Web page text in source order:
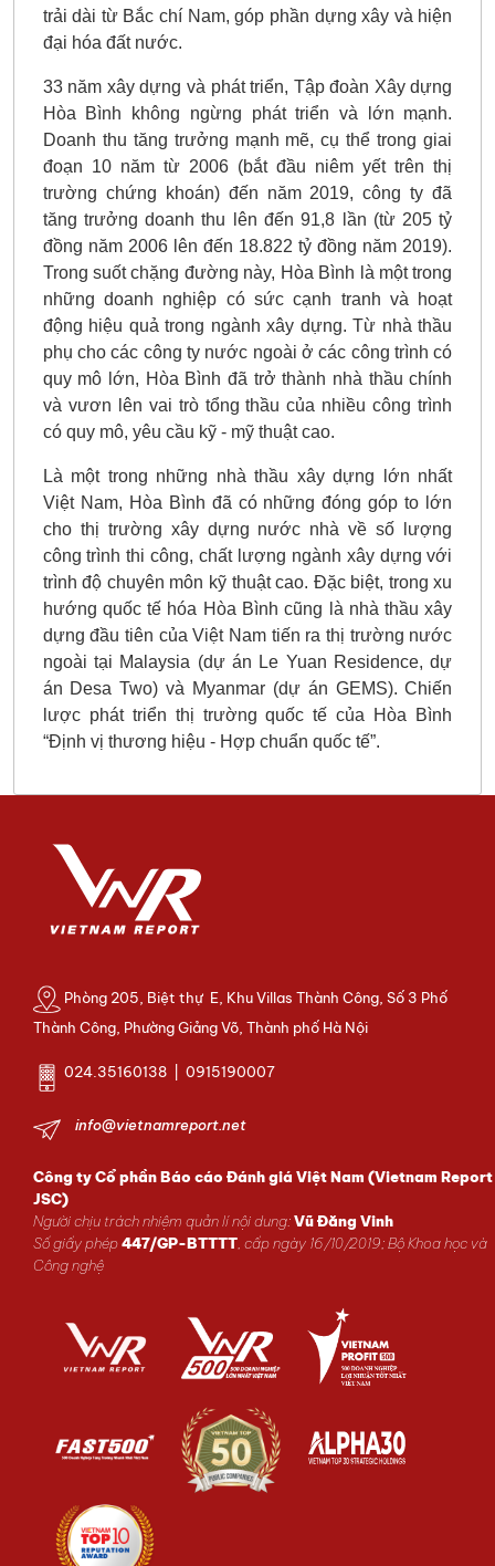
trải dài từ Bắc chí Nam, góp phần dựng xây và hiện
đại hóa đất nước.
33 năm xây dựng và phát triển, Tập đoàn Xây dựng
Hòa Bình không ngừng phát triển và lớn mạnh.
Doanh thu tăng trưởng mạnh mẽ, cụ thể trong giai
đoạn 10 năm từ 2006 (bắt đầu niêm yết trên thị
trường chứng khoán) đến năm 2019, công ty đã
tăng trưởng doanh thu lên đến 91,8 lần (từ 205 tỷ
đồng năm 2006 lên đến 18.822 tỷ đồng năm 2019).
Trong suốt chặng đường này, Hòa Bình là một trong
những doanh nghiệp có sức cạnh tranh và hoạt
động hiệu quả trong ngành xây dựng. Từ nhà thầu
phụ cho các công ty nước ngoài ở các công trình có
quy mô lớn, Hòa Bình đã trở thành nhà thầu chính
và vươn lên vai trò tổng thầu của nhiều công trình
có quy mô, yêu cầu kỹ - mỹ thuật cao.
Là một trong những nhà thầu xây dựng lớn nhất
Việt Nam, Hòa Bình đã có những đóng góp to lớn
cho thị trường xây dựng nước nhà về số lượng
công trình thi công, chất lượng ngành xây dựng với
trình độ chuyên môn kỹ thuật cao. Đặc biệt, trong xu
hướng quốc tế hóa Hòa Bình cũng là nhà thầu xây
dựng đầu tiên của Việt Nam tiến ra thị trường nước
ngoài tại Malaysia (dự án Le Yuan Residence, dự
án Desa Two) và Myanmar (dự án GEMS). Chiến
lược phát triển thị trường quốc tế của Hòa Bình
“Định vị thương hiệu - Hợp chuẩn quốc tế”.
Phòng 205, Biệt thự E, Khu Villas Thành Công, Số 3 Phố
Thành Công, Phường Giảng Võ, Thành phố Hà Nội
024.35160138 | 0915190007
info@vietnamreport.net
Công ty Cổ phần Báo cáo Đánh giá Việt Nam (Vietnam Report
JSC)
Người chịu trách nhiệm quản lí nội dung:Vũ Đăng Vinh
Số giấy phép447/GP-BTTTT, cấp ngày 16/10/2019; Bộ Khoa học và
Công nghệ